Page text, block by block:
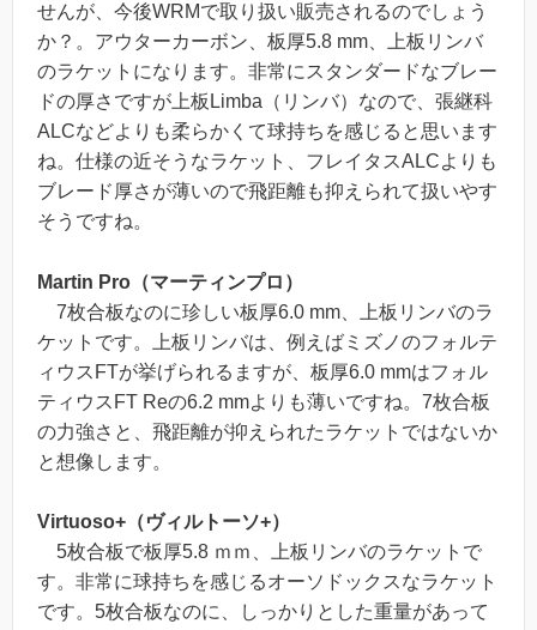
せんが、今後WRMで取り扱い販売されるのでしょう
か？。アウターカーボン、板厚5.8 mm、上板リンバ
のラケットになります。非常にスタンダードなブレー
ドの厚さですが上板Limba（リンバ）なので、張継科
ALCなどよりも柔らかくて球持ちを感じると思います
ね。仕様の近そうなラケット、フレイタスALCよりも
ブレード厚さが薄いので飛距離も抑えられて扱いやす
そうですね。
Martin Pro（マーティンプロ）
7枚合板なのに珍しい板厚6.0 mm、上板リンバのラ
ケットです。上板リンバは、例えばミズノのフォルテ
ィウスFTが挙げられるますが、板厚6.0 mmはフォル
ティウスFT Reの6.2 mmよりも薄いですね。7枚合板
の力強さと、飛距離が抑えられたラケットではないか
と想像します。
Virtuoso+（ヴィルトーソ+）
5枚合板で板厚5.8 ｍｍ、上板リンバのラケットで
す。非常に球持ちを感じるオーソドックスなラケット
です。5枚合板なのに、しっかりとした重量があって